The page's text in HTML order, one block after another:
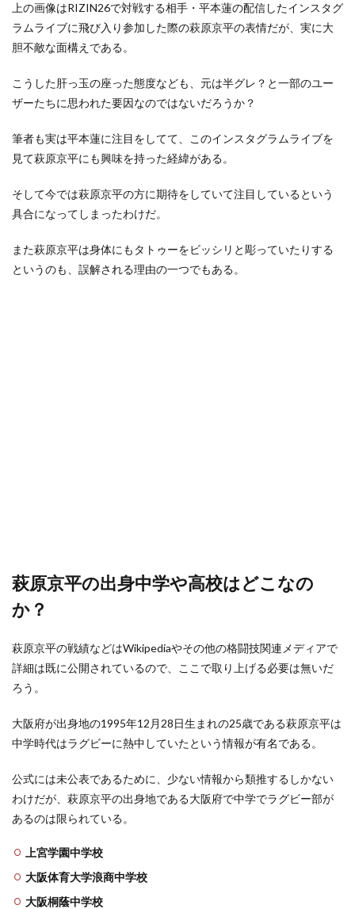
上の画像はRIZIN26で対戦する相手・平本蓮の配信したインスタグ
ラムライブに飛び入り参加した際の萩原京平の表情だが、実に大
胆不敵な面構えである。
こうした肝っ玉の座った態度なども、元は半グレ？と一部のユー
ザーたちに思われた要因なのではないだろうか？
筆者も実は平本蓮に注目をしてて、このインスタグラムライブを
見て萩原京平にも興味を持った経緯がある。
そして今では萩原京平の方に期待をしていて注目しているという
具合になってしまったわけだ。
また萩原京平は身体にもタトゥーをビッシリと彫っていたりする
というのも、誤解される理由の一つでもある。
萩原京平の出身中学や高校はどこなの
か？
萩原京平の戦績などはWikipediaやその他の格闘技関連メディアで
詳細は既に公開されているので、ここで取り上げる必要は無いだ
ろう。
大阪府が出身地の1995年12月28日生まれの25歳である萩原京平は
中学時代はラグビーに熱中していたという情報が有名である。
公式には未公表であるために、少ない情報から類推するしかない
わけだが、萩原京平の出身地である大阪府で中学でラグビー部が
あるのは限られている。
上宮学園中学校
大阪体育大学浪商中学校
大阪桐蔭中学校